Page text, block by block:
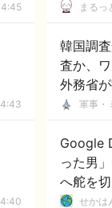
まるっ
韓国調
査か、
外務省が
軍事・
Google
った男
へ舵を
せかは